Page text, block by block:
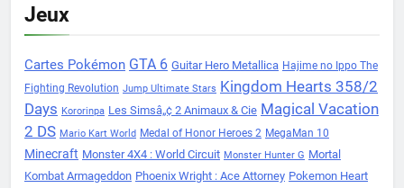
Jeux
Cartes Pokémon GTA 6 Guitar Hero Metallica Hajime no Ippo The
Fighting Revolution Jump Ultimate Stars Kingdom Hearts 358/2
Days Kororinpa Les Simsâ„¢ 2 Animaux & Cie Magical Vacation
2 DS Mario Kart World Medal of Honor Heroes 2 MegaMan 10
Minecraft Monster 4X4 : World Circuit Monster Hunter G Mortal
Kombat Armageddon Phoenix Wright : Ace Attorney Pokemon Heart